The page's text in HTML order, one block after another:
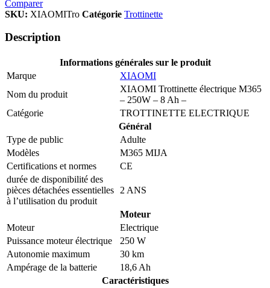
Comparer
SKU: XIAOMITro Catégorie Trottinette
Description
Informations générales sur le produit
Marque
XIAOMI
Nom du produit
XIAOMI Trottinette électrique M365
– 250W – 8 Ah –
Catégorie
TROTTINETTE ELECTRIQUE
Général
Type de public
Adulte
Modèles
M365 MIJA
Certifications et normes
CE
durée de disponibilité des
pièces détachées essentielles
à l’utilisation du produit
2 ANS
Moteur
Moteur
Electrique
Puissance moteur électrique
250 W
Autonomie maximum
30 km
Ampérage de la batterie
18,6 Ah
Caractéristiques